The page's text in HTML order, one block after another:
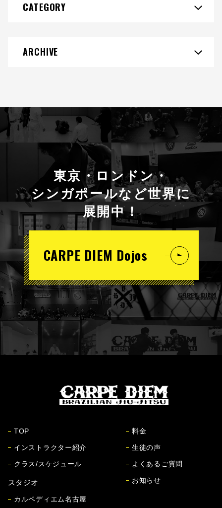
CATEGORY
ARCHIVE
東京・ロンドン・
シンガポールなど世界に
展開中！
CARPE DIEM Dojos
TOP
インストラクター紹介
クラス/スケジュール
スタジオ
カルペディエム名古屋
料金
生徒の声
よくあるご質問
お知らせ